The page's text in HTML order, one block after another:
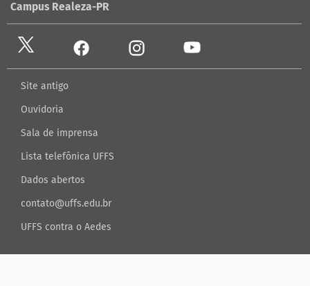
Campus Realeza-PR
Site antigo
Ouvidoria
Sala de imprensa
Lista telefônica UFFS
Dados abertos
contato@uffs.edu.br
UFFS contra o Aedes